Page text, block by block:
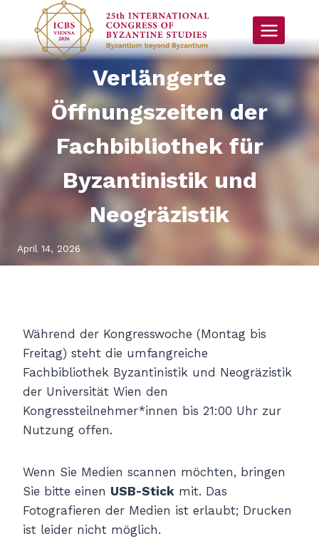
content
Verlängerte
Öffnungszeiten der
Fachbibliothek für
Byzantinistik und
Neogräzistik
April 14, 2026
Während der Kongresswoche (Montag bis
Freitag) steht die umfangreiche
Fachbibliothek Byzantinistik und Neogräzistik
der Universität Wien den
Kongressteilnehmer*innen bis 21:00 Uhr zur
Nutzung offen.
Wenn Sie Medien scannen möchten, bringen
Sie bitte einen USB-Stick mit. Das
Fotografieren der Medien ist erlaubt; Drucken
ist leider nicht möglich.